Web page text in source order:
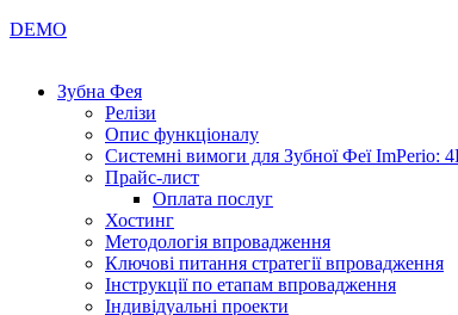
DEMO
Зубна Фея
Релізи
Опис функціоналу
Системні вимоги для Зубної Феї ImPerio:
Прайс-лист
Оплата послуг
Хостинг
Методологія впровадження
Ключові питання стратегії впровадження
Інструкції по етапам впровадження
Індивідуальні проекти